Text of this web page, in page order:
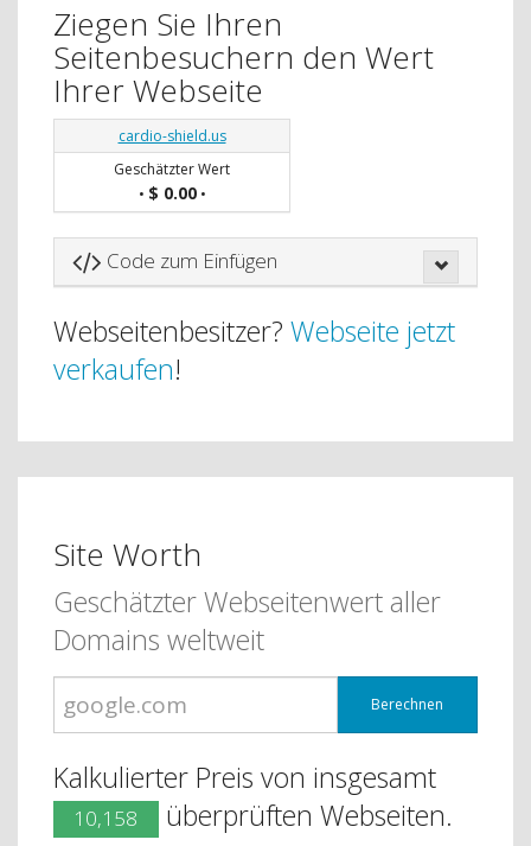
Ziegen Sie Ihren
Seitenbesuchern den Wert
Ihrer Webseite
cardio-shield.us
Geschätzter Wert
• $ 0.00•
Code zum Einfügen
Webseitenbesitzer? Webseite jetzt
verkaufen!
Site Worth
Geschätzter Webseitenwert aller
Domains weltweit
Berechnen
Kalkulierter Preis von insgesamt
10,158 überprüften Webseiten.